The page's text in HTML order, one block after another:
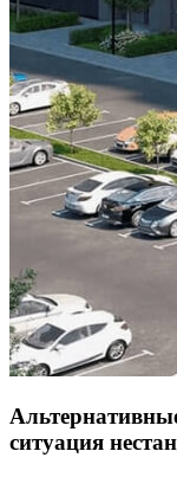
ситуация